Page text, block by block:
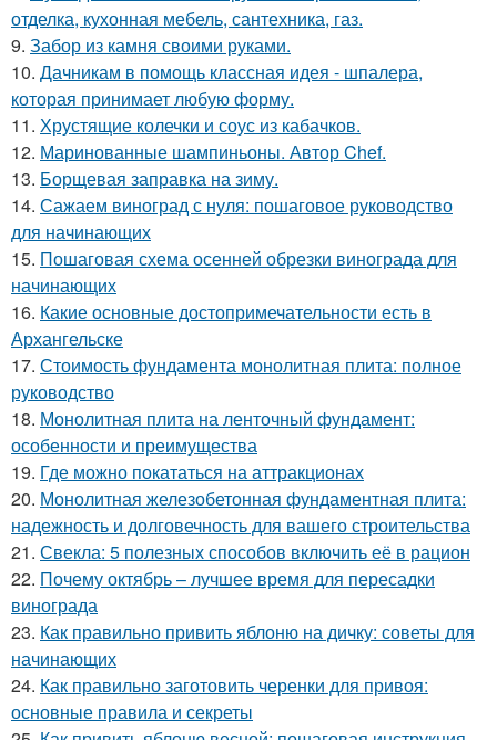
отделка, кухонная мебель, сантехника, газ.
9. Забор из камня своими руками.
10. Дачникам в помощь классная идея - шпалера,
которая принимает любую форму.
11. Хрустящие колечки и соус из кабачков.
12. Маринованные шампиньоны. Автор Chef.
13. Борщевая заправка на зиму.
14. Сажаем виноград с нуля: пошаговое руководство
для начинающих
15. Пошаговая схема осенней обрезки винограда для
начинающих
16. Какие основные достопримечательности есть в
Архангельске
17. Стоимость фундамента монолитная плита: полное
руководство
18. Монолитная плита на ленточный фундамент:
особенности и преимущества
19. Где можно покататься на аттракционах
20. Монолитная железобетонная фундаментная плита:
надежность и долговечность для вашего строительства
21. Свекла: 5 полезных способов включить её в рацион
22. Почему октябрь – лучшее время для пересадки
винограда
23. Как правильно привить яблоню на дичку: советы для
начинающих
24. Как правильно заготовить черенки для привоя:
основные правила и секреты